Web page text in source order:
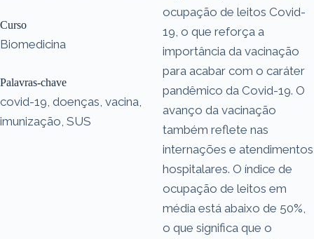
Curso
Biomedicina
Palavras-chave
covid-19, doenças, vacina,
imunização, SUS
ocupação de leitos Covid-
19, o que reforça a
importância da vacinação
para acabar com o caráter
pandêmico da Covid-19. O
avanço da vacinação
também reflete nas
internações e atendimentos
hospitalares. O índice de
ocupação de leitos em
média está abaixo de 50%,
o que significa que o